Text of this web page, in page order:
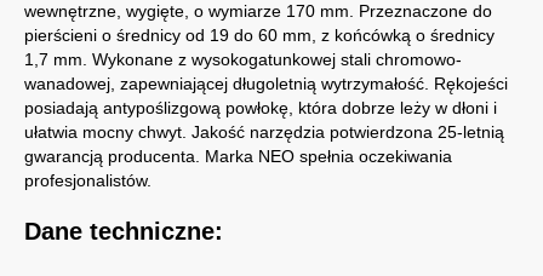
wewnętrzne, wygięte, o wymiarze 170 mm. Przeznaczone do
pierścieni o średnicy od 19 do 60 mm, z końcówką o średnicy
1,7 mm. Wykonane z wysokogatunkowej stali chromowo-
wanadowej, zapewniającej długoletnią wytrzymałość. Rękojeści
posiadają antypoślizgową powłokę, która dobrze leży w dłoni i
ułatwia mocny chwyt. Jakość narzędzia potwierdzona 25-letnią
gwarancją producenta. Marka NEO spełnia oczekiwania
profesjonalistów.
Dane techniczne: